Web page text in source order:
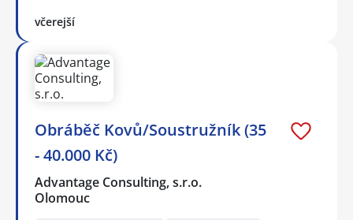
včerejší
Obráběč Kovů/Soustružník (35
- 40.000 Kč)
Advantage Consulting, s.r.o.
Olomouc